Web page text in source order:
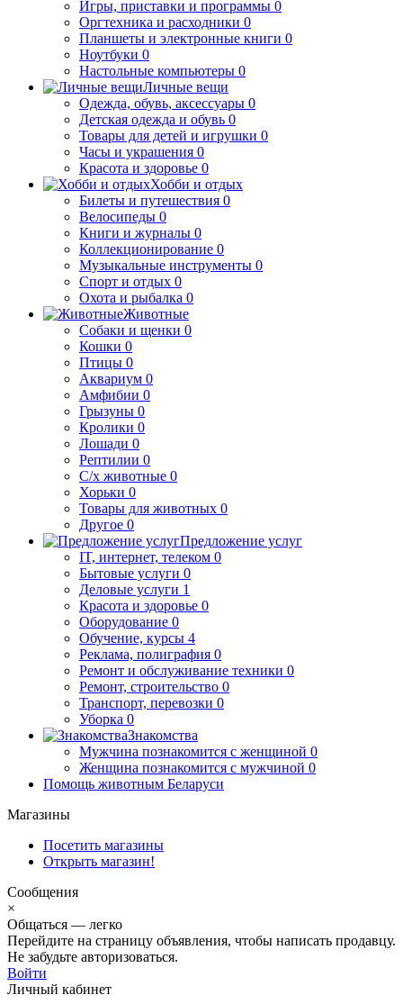
Игры, приставки и программы 0
Оргтехника и расходники 0
Планшеты и электронные книги 0
Ноутбуки 0
Настольные компьютеры 0
Личные вещи
Одежда, обувь, аксессуары 0
Детская одежда и обувь 0
Товары для детей и игрушки 0
Часы и украшения 0
Красота и здоровье 0
Хобби и отдых
Билеты и путешествия 0
Велосипеды 0
Книги и журналы 0
Коллекционирование 0
Музыкальные инструменты 0
Спорт и отдых 0
Охота и рыбалка 0
Животные
Собаки и щенки 0
Кошки 0
Птицы 0
Аквариум 0
Амфибии 0
Грызуны 0
Кролики 0
Лошади 0
Рептилии 0
С/х животные 0
Хорьки 0
Товары для животных 0
Другое 0
Предложение услуг
IT, интернет, телеком 0
Бытовые услуги 0
Деловые услуги 1
Красота и здоровье 0
Оборудование 0
Обучение, курсы 4
Реклама, полиграфия 0
Ремонт и обслуживание техники 0
Ремонт, строительство 0
Транспорт, перевозки 0
Уборка 0
Знакомства
Мужчина познакомится с женщиной 0
Женщина познакомится с мужчиной 0
Помощь животным Беларуси
Магазины
Посетить магазины
Открыть магазин!
Сообщения
×
Общаться — легко
Перейдите на страницу объявления, чтобы написать продавцу.
Не забудьте авторизоваться.
Войти
Личный кабинет